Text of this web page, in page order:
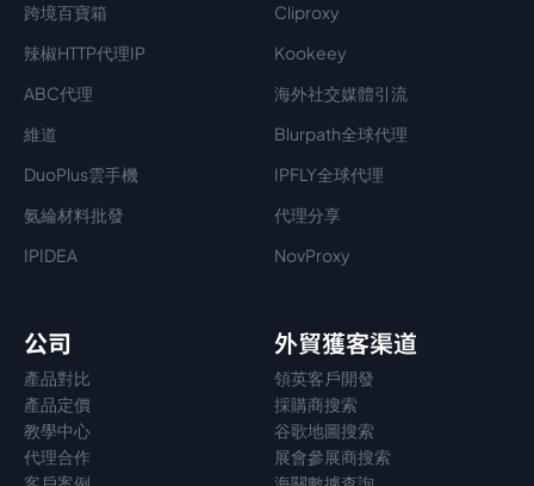
跨境百寶箱
Cliproxy
辣椒HTTP代理IP
Kookeey
ABC代理
海外社交媒體引流
維道
Blurpath全球代理
DuoPlus雲手機
IPFLY全球代理
氨綸材料批發
代理分享
IPIDEA
NovProxy
公司
產品對比
產品定價
教學中心
代理合作
外貿獲客渠道
領英客戶開發
採購商搜索
谷歌地圖搜索
展會參展商搜索